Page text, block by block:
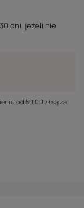
dni, jeżeli nie
od 50,00 złsą za